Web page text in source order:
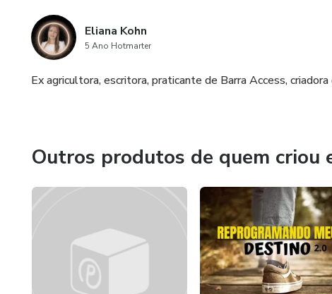
Eliana Kohn
5 Ano Hotmarter
Ex agricultora, escritora, praticante de Barra Access,
Outros produtos de quem criou